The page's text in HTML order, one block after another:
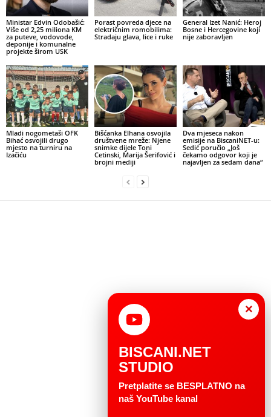
Ministar Edvin Odobašić:
Više od 2,25 miliona KM
za puteve, vodovode,
deponije i komunalne
projekte širom USK
Porast povreda djece na
električnim romobilima:
Stradaju glava, lice i ruke
General Izet Nanić: Heroj
Bosne i Hercegovine koji
nije zaboravljen
Mladi nogometaši OFK
Bihać osvojili drugo
mjesto na turniru na
Izačiću
Bišćanka Elhana osvojila
društvene mreže: Njene
snimke dijele Toni
Cetinski, Marija Šerifović i
brojni mediji
Dva mjeseca nakon
emisije na BiscaniNET-u:
Sedić poručio „Još
čekamo odgovor koji je
najavljen za sedam dana“
×
BISCANI.NET
STUDIO
Pretplatite se BESPLATNO na
naš YouTube kanal